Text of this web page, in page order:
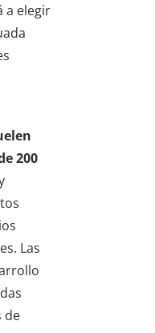
a elegir
200
Las
de